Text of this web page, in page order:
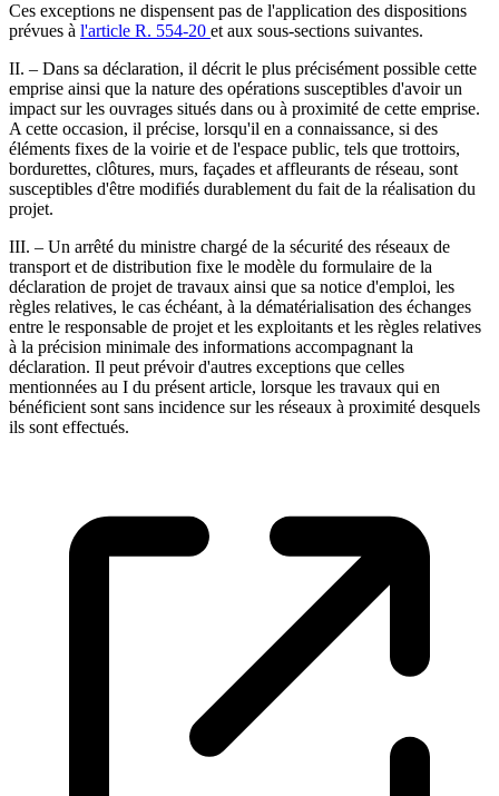
Ces exceptions ne dispensent pas de l'application des dispositions
prévues à l'article R. 554-20 et aux sous-sections suivantes.
II. – Dans sa déclaration, il décrit le plus précisément possible cette
emprise ainsi que la nature des opérations susceptibles d'avoir un
impact sur les ouvrages situés dans ou à proximité de cette emprise.
A cette occasion, il précise, lorsqu'il en a connaissance, si des
éléments fixes de la voirie et de l'espace public, tels que trottoirs,
bordurettes, clôtures, murs, façades et affleurants de réseau, sont
susceptibles d'être modifiés durablement du fait de la réalisation du
projet.
III. – Un arrêté du ministre chargé de la sécurité des réseaux de
transport et de distribution fixe le modèle du formulaire de la
déclaration de projet de travaux ainsi que sa notice d'emploi, les
règles relatives, le cas échéant, à la dématérialisation des échanges
entre le responsable de projet et les exploitants et les règles relatives
à la précision minimale des informations accompagnant la
déclaration. Il peut prévoir d'autres exceptions que celles
mentionnées au I du présent article, lorsque les travaux qui en
bénéficient sont sans incidence sur les réseaux à proximité desquels
ils sont effectués.